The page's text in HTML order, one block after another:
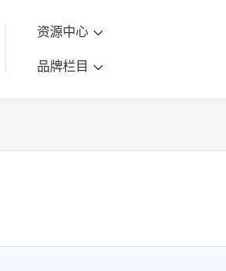
资源中心
品牌栏目